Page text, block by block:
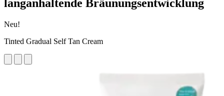
langanhaltende Bräunungsentwicklung
Neu!
Tinted Gradual Self Tan Cream